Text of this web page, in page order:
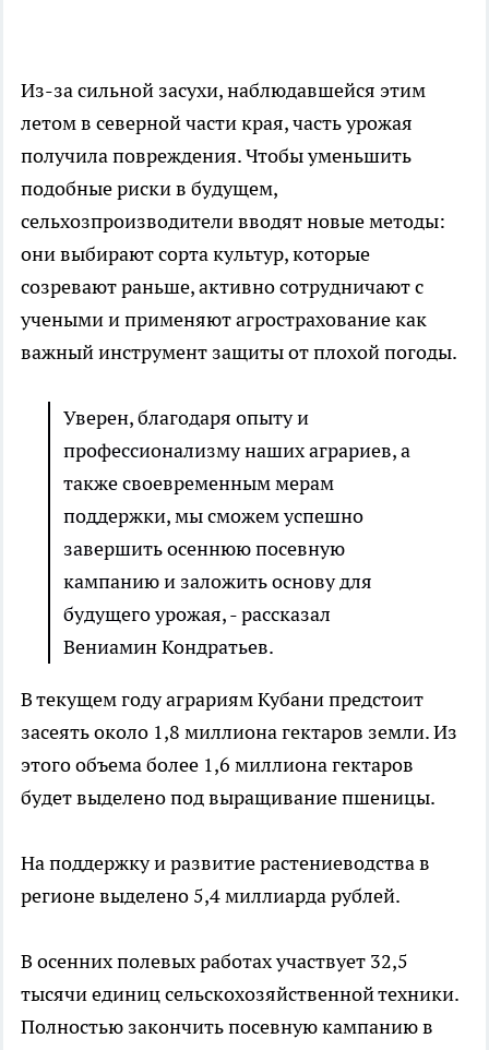
Из-за сильной засухи, наблюдавшейся этим
летом в северной части края, часть урожая
получила повреждения. Чтобы уменьшить
подобные риски в будущем,
сельхозпроизводители вводят новые методы:
они выбирают сорта культур, которые
созревают раньше, активно сотрудничают с
учеными и применяют агрострахование как
важный инструмент защиты от плохой погоды.
Уверен, благодаря опыту и
профессионализму наших аграриев, а
также своевременным мерам
поддержки, мы сможем успешно
завершить осеннюю посевную
кампанию и заложить основу для
будущего урожая, - рассказал
Вениамин Кондратьев.
В текущем году аграриям Кубани предстоит
засеять около 1,8 миллиона гектаров земли. Из
этого объема более 1,6 миллиона гектаров
будет выделено под выращивание пшеницы.
На поддержку и развитие растениеводства в
регионе выделено 5,4 миллиарда рублей.
В осенних полевых работах участвует 32,5
тысячи единиц сельскохозяйственной техники.
Полностью закончить посевную кампанию в